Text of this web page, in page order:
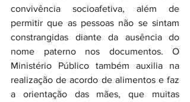
convivência socioafetiva, além de
permitir que as pessoas não se sintam
constrangidas diante da ausência do
nome paterno nos documentos. O
Ministério Público também auxilia na
realização de acordo de alimentos e faz
a orientação das mães, que muitas